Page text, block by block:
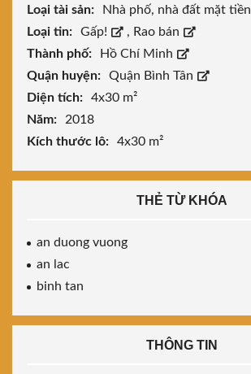
Loại tài sản:
Nhà phố, nhà đất mặt tiền
Loại tin:
Gấp! , Rao bán
Thành phố:
Hồ Chí Minh
Quận huyện:
Quận Bình Tân
Diện tích:
4x30 m²
Năm:
2018
Kích thước lô:
4x30 m²
THẺ TỪ KHÓA
an duong vuong
an lac
binh tan
THÔNG TIN